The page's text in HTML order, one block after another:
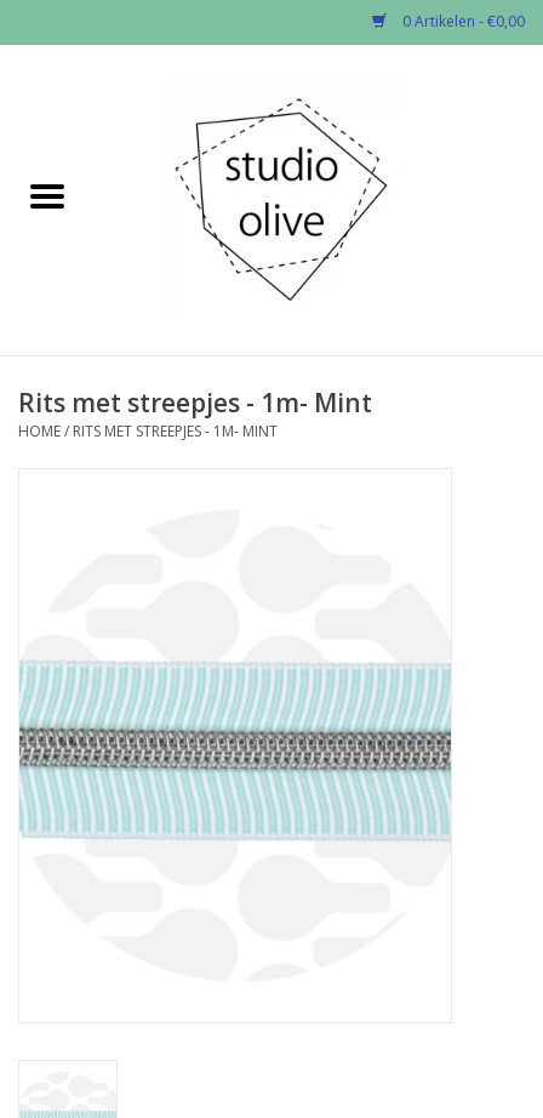
0 Artikelen - €0,00
✂︎Nieuw
Fournituren
Studio Olive inspireert....
Rits met streepjes - 1m- Mint
HOME/ RITS MET STREEPJES - 1M- MINT